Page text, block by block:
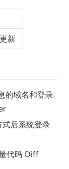
新
的域名和登录
后系统登录
代码 Diff